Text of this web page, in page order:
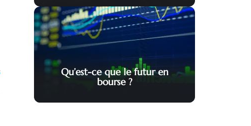
Qu’est-ce que le futur en
bourse ?